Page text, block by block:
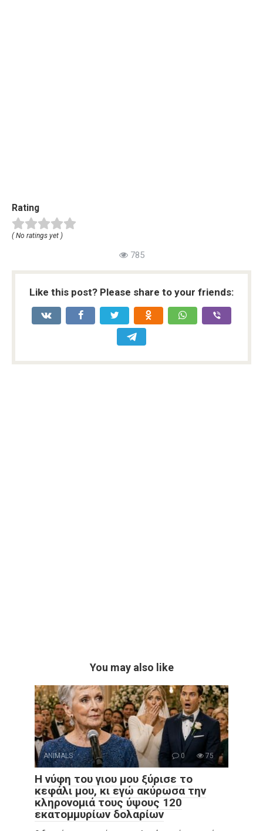
Rating
( No ratings yet )
785
Like this post? Please share to your friends:
You may also like
ANIMALS 0 75
Η νύφη του γιου μου ξύρισε το
κεφάλι μου, κι εγώ ακύρωσα την
κληρονομιά τους ύψους 120
εκατομμυρίων δολαρίων